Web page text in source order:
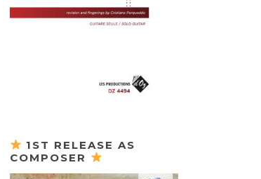
1ST RELEASE AS
COMPOSER